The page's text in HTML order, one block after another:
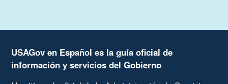
USAGov en Español es la guía oficial de
información y servicios del Gobierno